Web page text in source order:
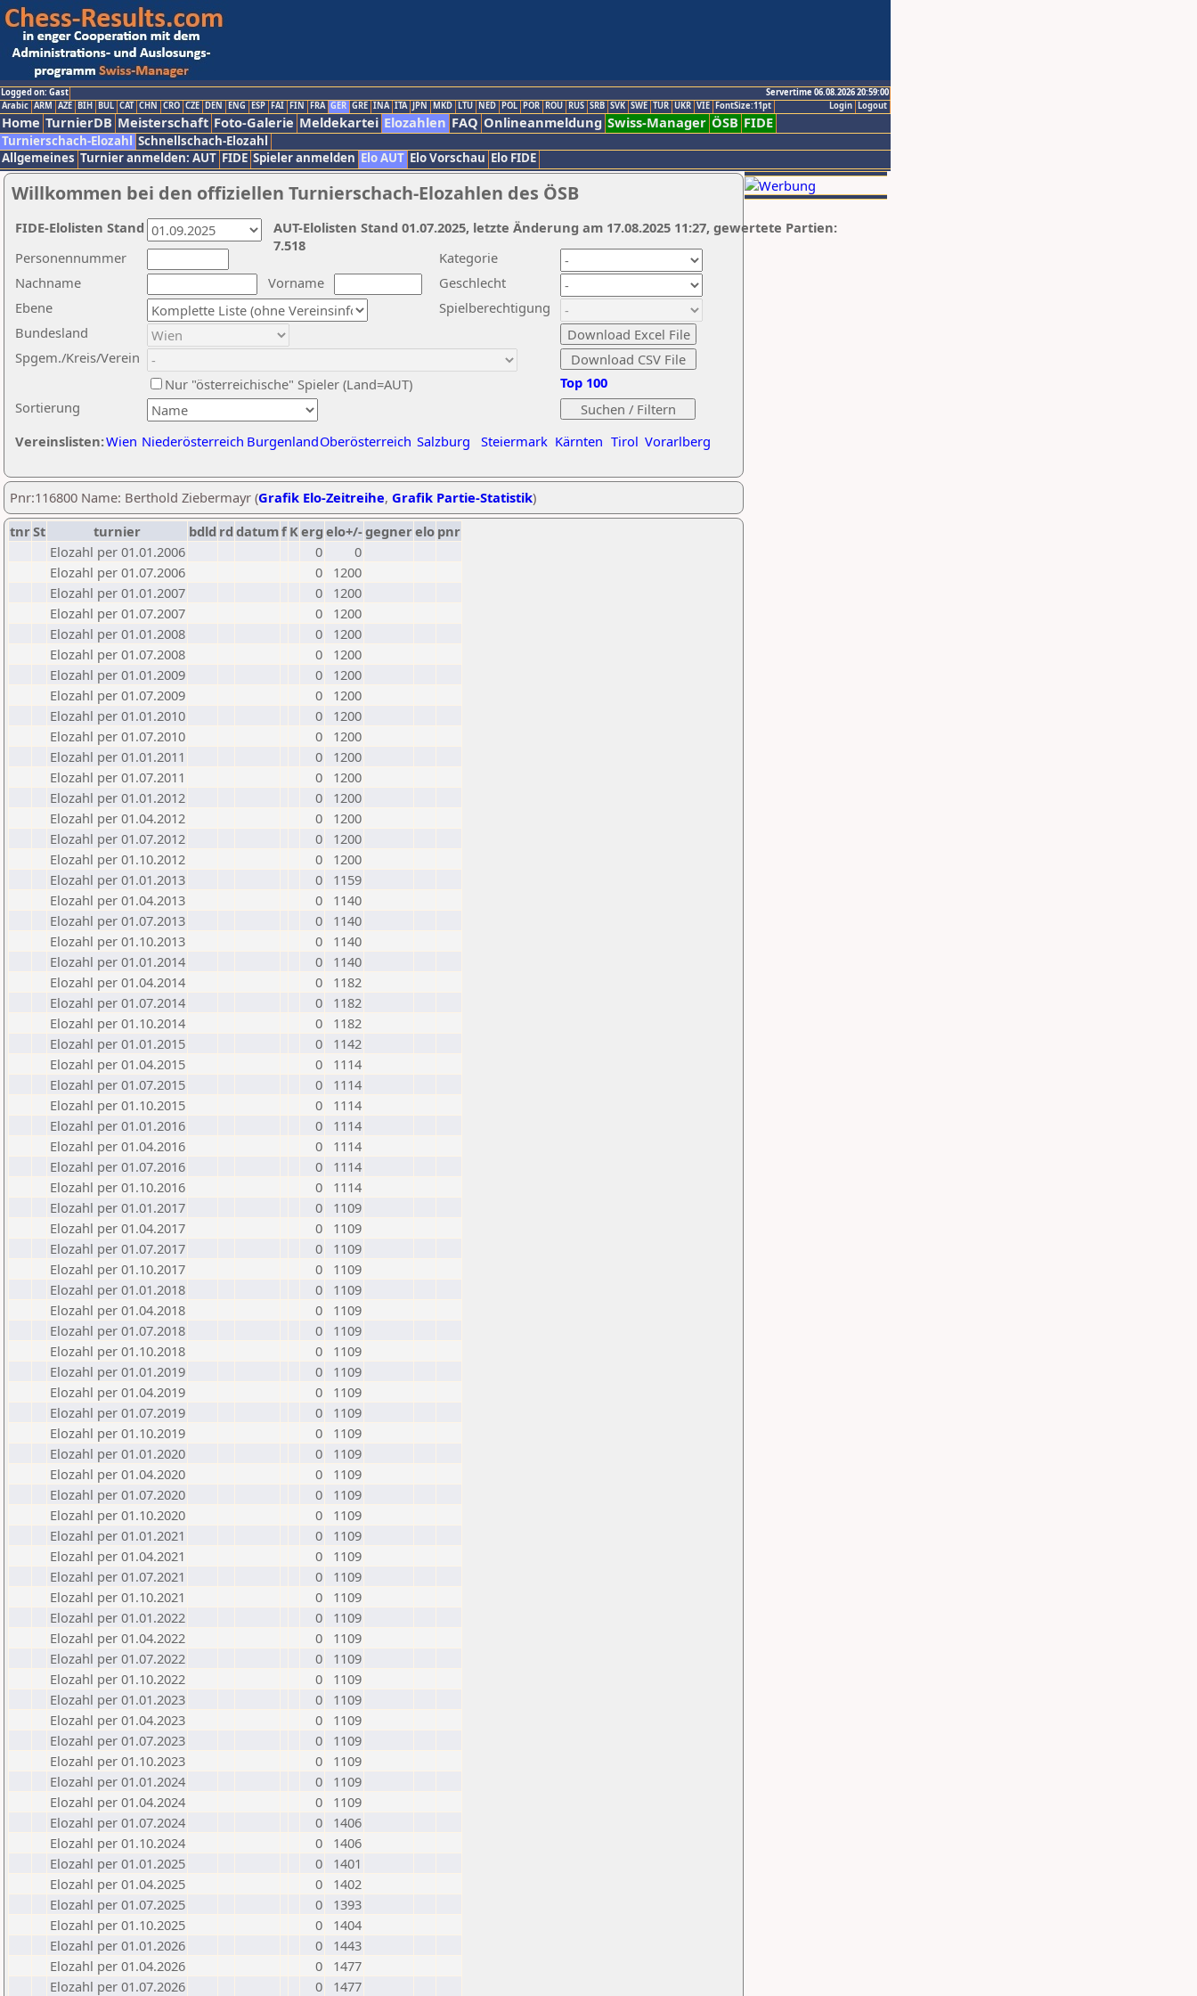
Logged on: Gast
Servertime 06.08.2026 20:59:00
Logout
Login
Arabic ARM AZE BIH BUL CAT CHN CRO CZE DEN ENG ESP FAI FIN FRA GER GRE INA ITA JPN MKD LTU NED POL POR ROU RUS SRB SVK SWE TUR UKR VIE FontSize:11pt
Home TurnierDB Meisterschaft Foto-Galerie Meldekartei Elozahlen FAQ Onlineanmeldung Swiss-Manager ÖSB FIDE
Turnierschach-Elozahl Schnellschach-Elozahl
Allgemeines Turnier anmelden: AUT FIDE Spieler anmelden Elo AUT Elo Vorschau Elo FIDE
Willkommen bei den offiziellen Turnierschach-Elozahlen des ÖSB
Nachname
Vorname
Ebene
Kategorie
Sortierung
Personennummer
Bundesland
Spgem./Kreis/Verein
Geschlecht
Nur "österreichische" Spieler (Land=AUT)
Spielberechtigung
Vereinslisten:Wien Niederösterreich BurgenlandOberösterreich Salzburg Steiermark Kärnten Tirol Vorarlberg
Top 100
AUT-Elolisten Stand 01.07.2025, letzte Änderung am 17.08.2025 11:27, gewertete Partien:
7.518
FIDE-Elolisten Stand
Pnr:116800 Name: Berthold Ziebermayr (Grafik Elo-Zeitreihe, Grafik Partie-Statistik)
tnrSt turnier bdld rd datumf Kerg elo+/-gegnerelo pnr
Elozahl per 01.01.2006
0
0
Elozahl per 01.07.2006
0
1200
Elozahl per 01.01.2007
0
1200
Elozahl per 01.07.2007
0
1200
Elozahl per 01.01.2008
0
1200
Elozahl per 01.07.2008
0
1200
Elozahl per 01.01.2009
0
1200
Elozahl per 01.07.2009
0
1200
Elozahl per 01.01.2010
0
1200
Elozahl per 01.07.2010
0
1200
Elozahl per 01.01.2011
0
1200
Elozahl per 01.07.2011
0
1200
Elozahl per 01.01.2012
0
1200
Elozahl per 01.04.2012
0
1200
Elozahl per 01.07.2012
0
1200
Elozahl per 01.10.2012
0
1200
Elozahl per 01.01.2013
0
1159
Elozahl per 01.04.2013
0
1140
Elozahl per 01.07.2013
0
1140
Elozahl per 01.10.2013
0
1140
Elozahl per 01.01.2014
0
1140
Elozahl per 01.04.2014
0
1182
Elozahl per 01.07.2014
0
1182
Elozahl per 01.10.2014
0
1182
Elozahl per 01.01.2015
0
1142
Elozahl per 01.04.2015
0
1114
Elozahl per 01.07.2015
0
1114
Elozahl per 01.10.2015
0
1114
Elozahl per 01.01.2016
0
1114
Elozahl per 01.04.2016
0
1114
Elozahl per 01.07.2016
0
1114
Elozahl per 01.10.2016
0
1114
Elozahl per 01.01.2017
0
1109
Elozahl per 01.04.2017
0
1109
Elozahl per 01.07.2017
0
1109
Elozahl per 01.10.2017
0
1109
Elozahl per 01.01.2018
0
1109
Elozahl per 01.04.2018
0
1109
Elozahl per 01.07.2018
0
1109
Elozahl per 01.10.2018
0
1109
Elozahl per 01.01.2019
0
1109
Elozahl per 01.04.2019
0
1109
Elozahl per 01.07.2019
0
1109
Elozahl per 01.10.2019
0
1109
Elozahl per 01.01.2020
0
1109
Elozahl per 01.04.2020
0
1109
Elozahl per 01.07.2020
0
1109
Elozahl per 01.10.2020
0
1109
Elozahl per 01.01.2021
0
1109
Elozahl per 01.04.2021
0
1109
Elozahl per 01.07.2021
0
1109
Elozahl per 01.10.2021
0
1109
Elozahl per 01.01.2022
0
1109
Elozahl per 01.04.2022
0
1109
Elozahl per 01.07.2022
0
1109
Elozahl per 01.10.2022
0
1109
Elozahl per 01.01.2023
0
1109
Elozahl per 01.04.2023
0
1109
Elozahl per 01.07.2023
0
1109
Elozahl per 01.10.2023
0
1109
Elozahl per 01.01.2024
0
1109
Elozahl per 01.04.2024
0
1109
Elozahl per 01.07.2024
0
1406
Elozahl per 01.10.2024
0
1406
Elozahl per 01.01.2025
0
1401
Elozahl per 01.04.2025
0
1402
Elozahl per 01.07.2025
0
1393
Elozahl per 01.10.2025
0
1404
Elozahl per 01.01.2026
0
1443
Elozahl per 01.04.2026
0
1477
Elozahl per 01.07.2026
0 1477